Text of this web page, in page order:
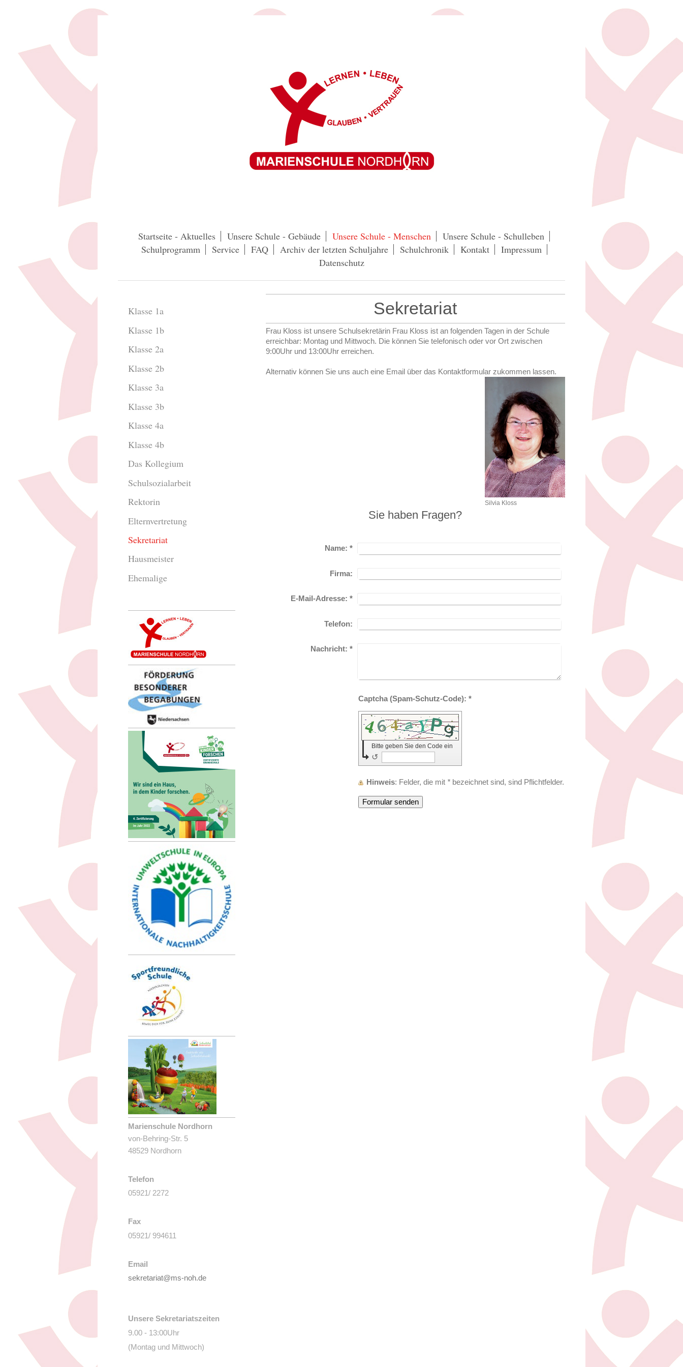
Startseite - Aktuelles Unsere Schule - Gebäude Unsere Schule - Menschen
Unsere Schule - Schulleben
Schulprogramm
Service FAQ Archiv der letzten Schuljahre Schulchronik Kontakt
Impressum
Datenschutz
Sekretariat
Frau Kloss ist unsere Schulsekretärin Frau Kloss ist an folgenden Tagen in der Schule
erreichbar: Montag und Mittwoch. Die können Sie telefonisch oder vor Ort zwischen
9:00Uhr und 13:00Uhr erreichen.
Alternativ können Sie uns auch eine Email über das Kontaktformular zukommen lassen.
Silvia Kloss
Sie haben Fragen?
Name: *
Firma:
E-Mail-Adresse: *
Telefon:
Nachricht: *
Captcha (Spam-Schutz-Code): *
Bitte geben Sie den Code ein
↺
Hinweis : Felder, die mit * bezeichnet sind, sind Pflichtfelder.
Klasse 1a
Klasse 1b
Klasse 2a
Klasse 2b
Klasse 3a
Klasse 3b
Klasse 4a
Klasse 4b
Das Kollegium
Schulsozialarbeit
Rektorin
Elternvertretung
Sekretariat
Hausmeister
Ehemalige
Marienschule Nordhorn
von-Behring-Str. 5
48529 Nordhorn
Telefon
05921/ 2272
Fax
05921/ 994611
Email
sekretariat@ms-noh.de
Unsere Sekretariatszeiten
9.00 - 13:00Uhr
(Montag und Mittwoch)